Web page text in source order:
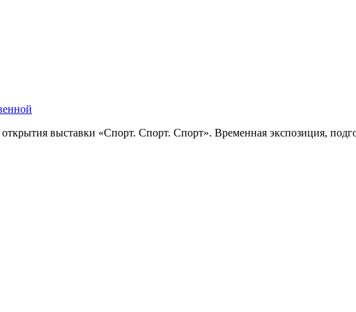
выставки «Спорт. Спорт. Спорт». Временная экспозиция,